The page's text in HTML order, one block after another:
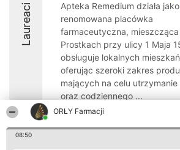
ORŁY Farmacji
08:50
Laureaci
Apteka Remedium działa jako
renomowana placówka
farmaceutyczna,
Prostkach przy ulicy 1 Maja
obsługuje lokalnych
oferując szeroki zakres
mających na celu utrzymanie
oraz codziennego ...
8